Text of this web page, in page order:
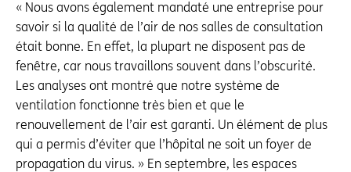
« Nous avons également mandaté une entreprise pour
savoir si la qualité de l’air de nos salles de consultation
était bonne. En effet, la plupart ne disposent pas de
fenêtre, car nous travaillons souvent dans l’obscurité.
Les analyses ont montré que notre système de
ventilation fonctionne très bien et que le
renouvellement de l’air est garanti. Un élément de plus
qui a permis d’éviter que l’hôpital ne soit un foyer de
propagation du virus. » En septembre, les espaces